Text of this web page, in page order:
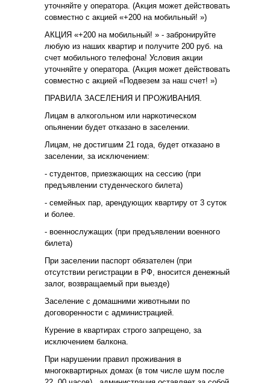
уточняйте у оператора. (Акция может действовать
совместно с акцией «+200 на мобильный! »)
АКЦИЯ «+200 на мобильный! » - забронируйте
любую из наших квартир и получите 200 руб. на
счет мобильного телефона! Условия акции
уточняйте у оператора. (Акция может действовать
совместно с акцией «Подвезем за наш счет! »)
ПРАВИЛА ЗАСЕЛЕНИЯ И ПРОЖИВАНИЯ.
Лицам в алкогольном или наркотическом
опьянении будет отказано в заселении.
Лицам, не достигшим 21 года, будет отказано в
заселении, за исключением:
- студентов, приезжающих на сессию (при
предъявлении студенческого билета)
- семейных пар, арендующих квартиру от 3 суток
и более.
- военнослужащих (при предъявлении военного
билета)
При заселении паспорт обязателен (при
отсутствии регистрации в РФ, вносится денежный
залог, возвращаемый при выезде)
Заселение с домашними животными по
договоренности с администрацией.
Курение в квартирах строго запрещено, за
исключением балкона.
При нарушении правил проживания в
многоквартирных домах (в том числе шум после